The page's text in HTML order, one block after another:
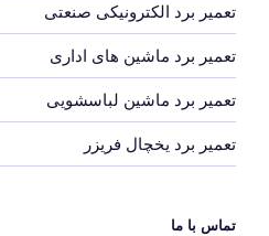
تعمیر برد الکترونیکی صنعتی
تعمیر برد ماشین های اداری
تعمیر برد ماشین لباسشویی
تعمیر برد یخچال فریزر
تماس با ما